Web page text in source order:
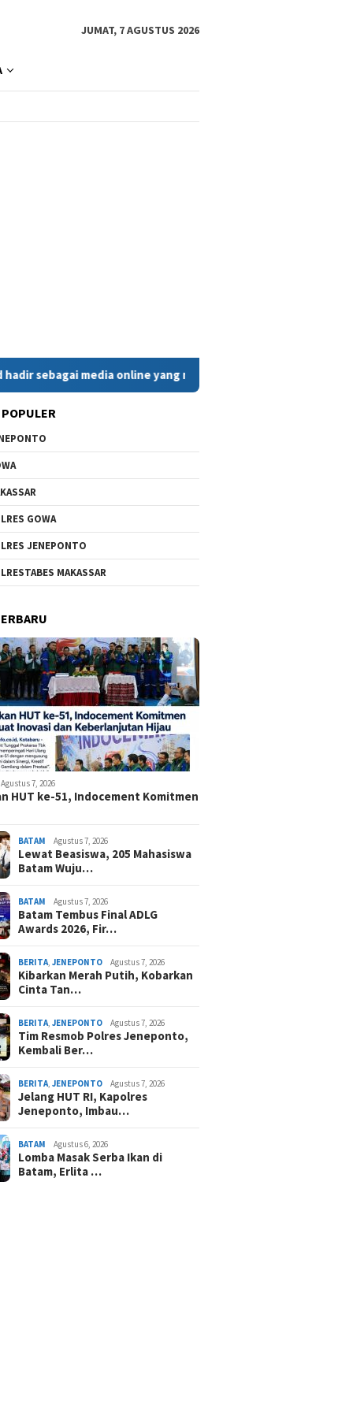
JUMAT, 7 AGUSTUS 2026
media online yang menyajikan berita cepat, faktual, dan
GOWA
JENEPONTO
MAKASSAR
Agustus 7, 2026
HUT ke-51, Indocement Komitmen
BATAM Agustus 7, 2026
Lewat Beasiswa, 205 Mahasiswa
Batam Wuju…
BATAM Agustus 7, 2026
Batam Tembus Final ADLG
Awards 2026, Fir…
BERITA ,JENEPONTO Agustus 7, 2026
Kibarkan Merah Putih, Kobarkan
Cinta Tan…
BERITA ,JENEPONTO Agustus 7, 2026
Tim Resmob Polres Jeneponto,
Kembali Ber…
BERITA ,JENEPONTO Agustus 7, 2026
Jelang HUT RI, Kapolres
Jeneponto, Imbau…
BATAM Agustus 6, 2026
Lomba Masak Serba Ikan di
Batam, Erlita …